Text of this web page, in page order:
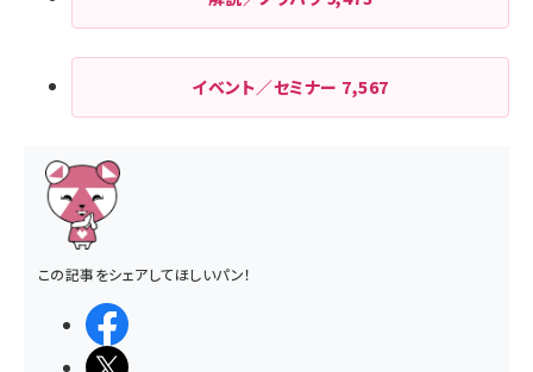
イベント／セミナー 7,567
この記事をシェアしてほしいパン！